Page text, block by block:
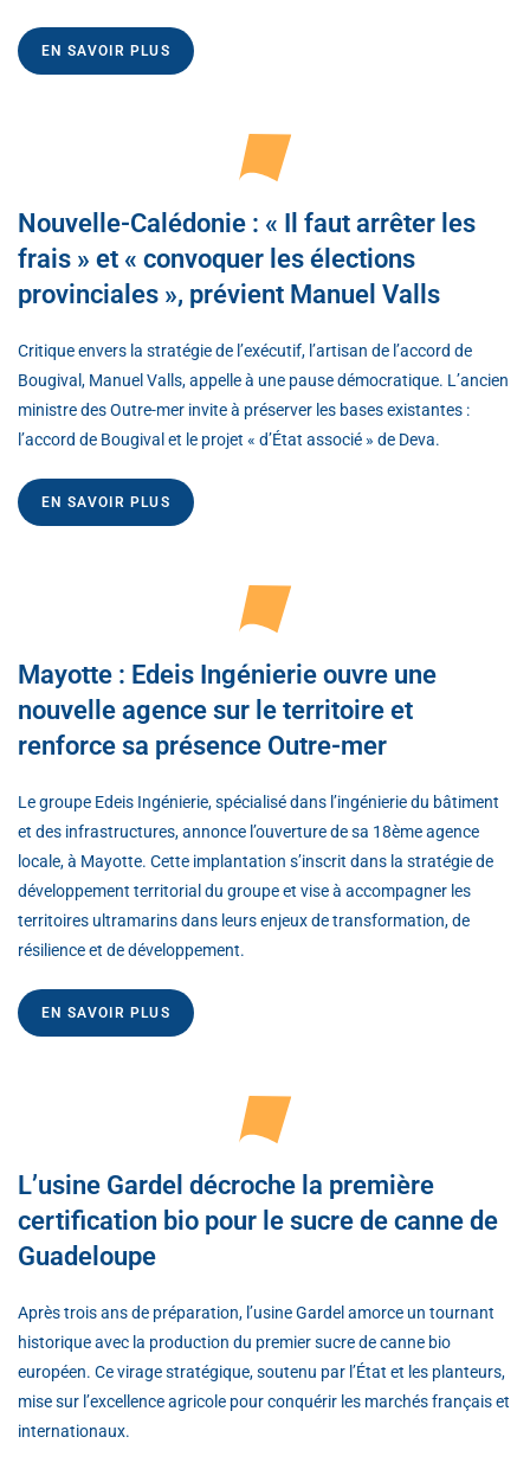
EN SAVOIR PLUS
Nouvelle-Calédonie : « Il faut arrêter les
frais » et « convoquer les élections
provinciales », prévient Manuel Valls
Critique envers la stratégie de l’exécutif, l’artisan de l’accord de
Bougival, Manuel Valls, appelle à une pause démocratique. L’ancien
ministre des Outre-mer invite à préserver les bases existantes :
l’accord de Bougival et le projet « d’État associé » de Deva.
EN SAVOIR PLUS
Mayotte : Edeis Ingénierie ouvre une
nouvelle agence sur le territoire et
renforce sa présence Outre-mer
Le groupe Edeis Ingénierie, spécialisé dans l’ingénierie du bâtiment
et des infrastructures, annonce l’ouverture de sa 18ème agence
locale, à Mayotte. Cette implantation s’inscrit dans la stratégie de
développement territorial du groupe et vise à accompagner les
territoires ultramarins dans leurs enjeux de transformation, de
résilience et de développement.
EN SAVOIR PLUS
L’usine Gardel décroche la première
certification bio pour le sucre de canne de
Guadeloupe
Après trois ans de préparation, l’usine Gardel amorce un tournant
historique avec la production du premier sucre de canne bio
européen. Ce virage stratégique, soutenu par l’État et les planteurs,
mise sur l’excellence agricole pour conquérir les marchés français et
internationaux.